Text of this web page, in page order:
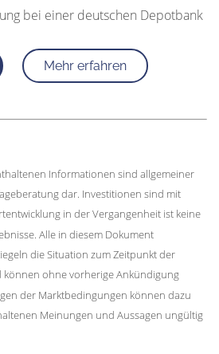
bei einer deutschen Depotbank
Mehr erfahren
Informationen sind allgemeiner
dar. Investitionen sind mit
in der Vergangenheit ist keine
Alle in diesem Dokument
die Situation zum Zeitpunkt der
ohne vorherige Ankündigung
der Marktbedingungen können dazu
Meinungen und Aussagen ungültig